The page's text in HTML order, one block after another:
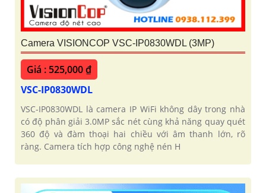
Camera VISIONCOP VSC-IP0830WDL (3MP)
Giá : 525,000 ₫
VSC-IP0830WDL
VSC-IP0830WDL là camera IP WiFi không dây trong nhà
có độ phân giải 3.0MP sắc nét cùng khả năng quay quét
360 độ và đàm thoại hai chiều với âm thanh lớn, rõ
ràng. Camera tích hợp công nghệ nén H